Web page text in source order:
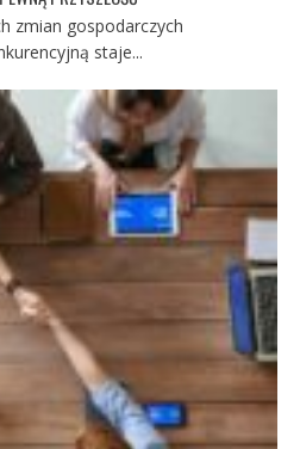
zmian gospodarczych
staje...